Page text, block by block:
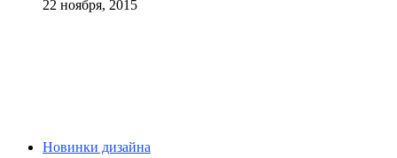
22 ноября, 2015
Новинки дизайна